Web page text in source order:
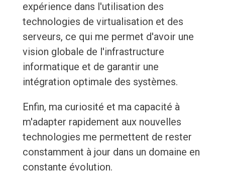
expérience dans l'utilisation des
technologies de virtualisation et des
serveurs, ce qui me permet d'avoir une
vision globale de l'infrastructure
informatique et de garantir une
intégration optimale des systèmes.
Enfin, ma curiosité et ma capacité à
m'adapter rapidement aux nouvelles
technologies me permettent de rester
constamment à jour dans un domaine en
constante évolution.